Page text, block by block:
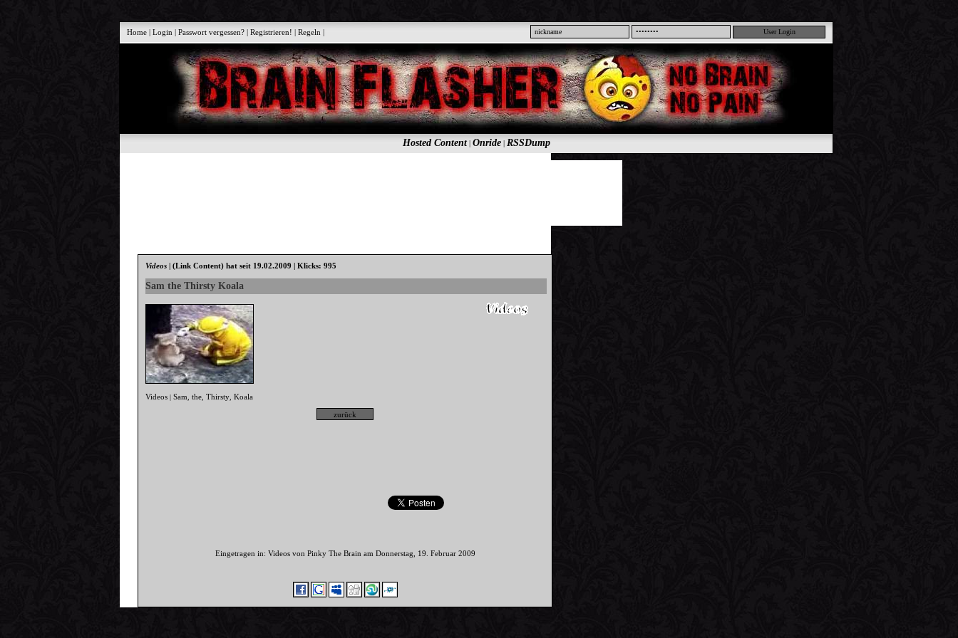
Home |Login |Passwort vergessen? |Registrieren! |Regeln |
Hosted Content| Onride| RSSDump
Videos |(Link Content) hat seit 19.02.2009 | Klicks: 995
Sam the Thirsty Koala
Videos |Sam ,the ,Thirsty ,Koala
Eingetragen in: Videos von Pinky The Brain am Donnerstag, 19. Februar 2009